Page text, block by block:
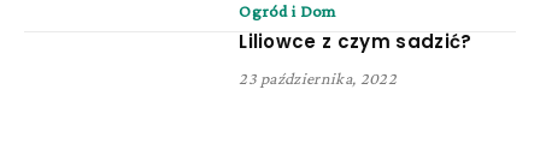
Ogród i Dom
Liliowce z czym sadzić?
23 października, 2022